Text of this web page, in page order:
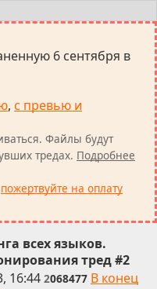
6 сентября в
, с превью и
Файлы будут
тредах. Подробнее
пожертвуйте на оплату
всех языков.
тред #2
16:44 2068477 В конец